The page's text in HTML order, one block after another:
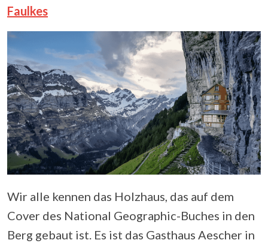
Faulkes
Wir alle kennen das Holzhaus, das auf dem
Cover des National Geographic-Buches in den
Berg gebaut ist. Es ist das Gasthaus Aescher in